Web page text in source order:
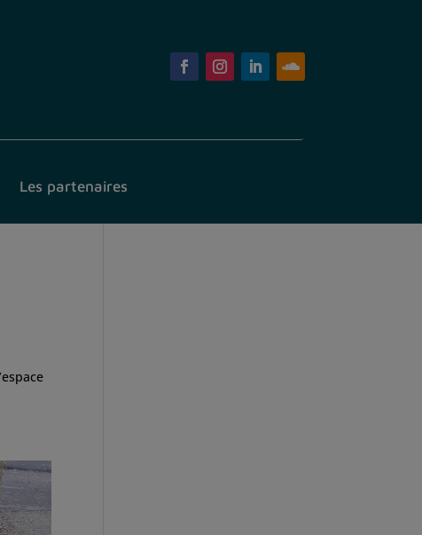
Les partenaires